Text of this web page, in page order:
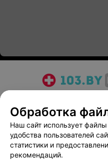
Медицинский
Пользовательское
Вакансии
Написать
Обработка
Наш сайт использует
удобства пользователей
статистики и
рекомендаций.